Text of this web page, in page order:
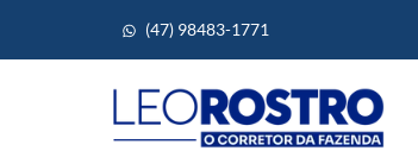
(47) 98483-1771
Página inicial